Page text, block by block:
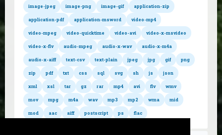
Convertir file en wma Convertir file en mid Convertir file en mod
Convertir file en aac Convertir file en aiff
Convertir file en postscript Convertir file en ps
Convertir file en flac
image-jpeg image-png image-gif application-zip
application-pdf application-msword video-mp4
video-mpeg video-quicktime video-avi video-x-msvideo
video-x-flv audio-mpeg audio-x-wav audio-x-m4a
audio-x-aiff text-csv text-plain jpeg jpg gif png
zip pdf txt css sql svg sh js json
xml xsl tar gz rar mp4 avi flv wmv
mov mpg m4a wav mp3 mp2 wma mid
mod aac aiff postscript ps flac